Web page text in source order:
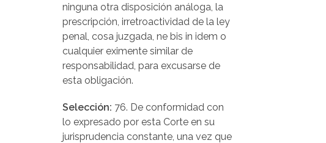
ninguna otra disposición análoga, la
prescripción, irretroactividad de la ley
penal, cosa juzgada, ne bis in idem o
cualquier eximente similar de
responsabilidad, para excusarse de
esta obligación.
Selección: 76. De conformidad con
lo expresado por esta Corte en su
jurisprudencia constante, una vez que